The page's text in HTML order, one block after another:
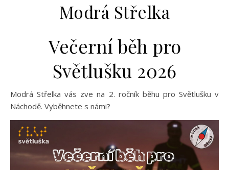
Modrá Střelka
Večerní běh pro
Světlušku 2026
Modrá Střelka vás zve na 2. ročník běhu pro Světlušku v
Náchodě. Vyběhnete s námi?